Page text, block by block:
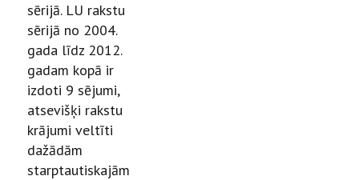
sērijā. LU rakstu
sērijā no 2004.
gada līdz 2012.
gadam kopā ir
izdoti 9 sējumi,
atsevišķi rakstu
krājumi veltīti
dažādām
starptautiskajām